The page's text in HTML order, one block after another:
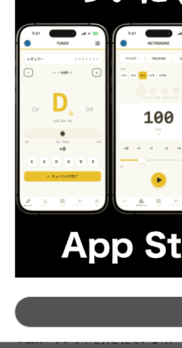
ます。
この右手の動きがカッティングたる所
【フレーズ２】を弾くと右手はどう
もし３弦だけを弾く為にストローク
ればそれはNGです。
右手の振りは【フレーズ１】を弾く時
「でも右手を振ったら必要ない弦がな
しょう。